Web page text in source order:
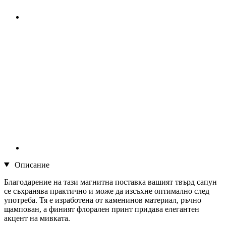
Описание
Благодарение на тази магнитна поставка вашият твърд сапун
се съхранява практично и може да изсъхне оптимално след
употреба. Тя е изработена от каменинов материал, ръчно
щампован, а финият флорален принт придава елегантен
акцент на мивката.